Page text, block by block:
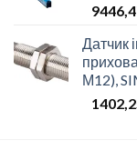
Датчик
М12),